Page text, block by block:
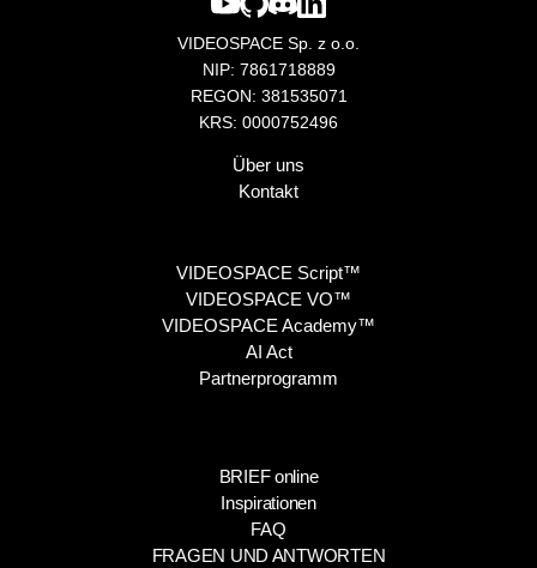
VIDEOSPACE Sp. z o.o.
NIP: 7861718889
REGON: 381535071
KRS: 0000752496
Über uns
Kontakt
VIDEOSPACE Script™
VIDEOSPACE VO™
VIDEOSPACE Academy™
AI Act
Partnerprogramm
BRIEF online
Inspirationen
FAQ
FRAGEN UND ANTWORTEN